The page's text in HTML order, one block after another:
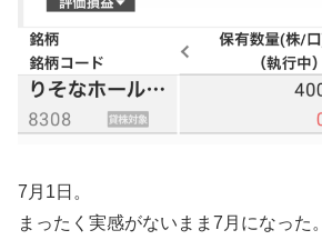
7月1日。
まったく実感がないまま7月になった。